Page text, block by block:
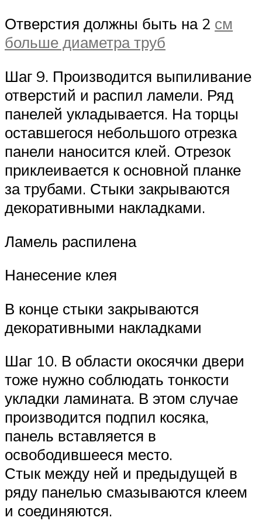
Отверстия должны быть на 2 см
больше диаметра труб
Шаг 9. Производится выпиливание
отверстий и распил ламели. Ряд
панелей укладывается. На торцы
оставшегося небольшого отрезка
панели наносится клей. Отрезок
приклеивается к основной планке
за трубами. Стыки закрываются
декоративными накладками.
Ламель распилена
Нанесение клея
В конце стыки закрываются
декоративными накладками
Шаг 10. В области окосячки двери
тоже нужно соблюдать тонкости
укладки ламината. В этом случае
производится подпил косяка,
панель вставляется в
освободившееся место.
Стык между ней и предыдущей в
ряду панелью смазываются клеем
и соединяются.